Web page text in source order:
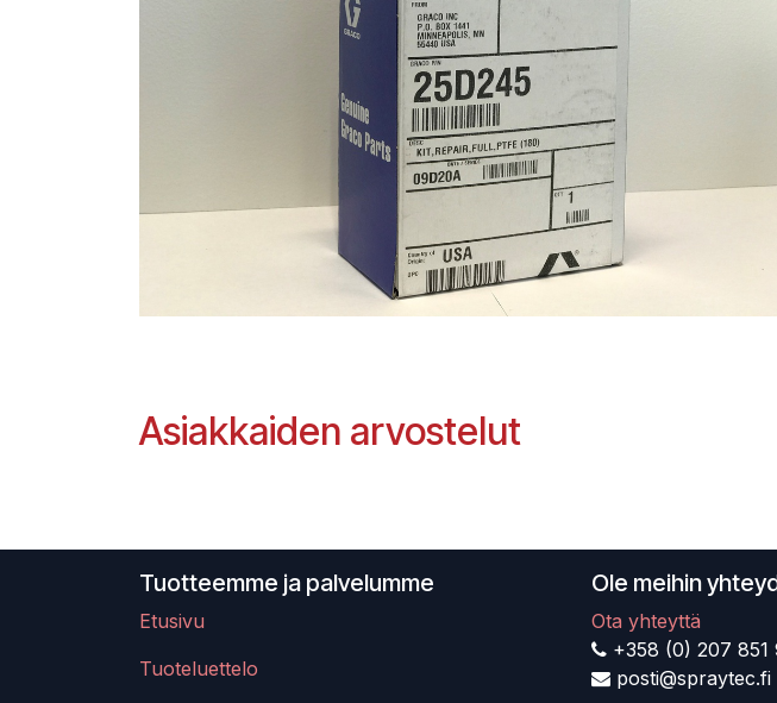
Asiakkaiden arvostelut
Tuotteemme ja palvelumme
Etusivu
Tuoteluettelo
Ole meihin
Ota yhteyttä
+358 (0) 207 851
posti@spraytec.fi